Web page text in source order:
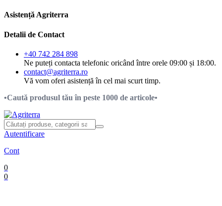
Asistență Agriterra
Detalii de Contact
+40 742 284 898
Ne puteți contacta telefonic oricând între orele 09:00 și 18:00.
contact@agriterra.ro
Vă vom oferi asistență în cel mai scurt timp.
•Caută produsul tău în peste 1000 de articole•
Autentificare
Cont
0
0